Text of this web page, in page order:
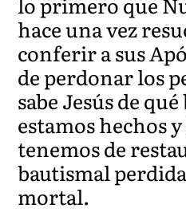
hace una vez
conferir a sus
de perdonar los
sabe Jesús de
estamos hechos
tenemos de
bautismal
mortal.